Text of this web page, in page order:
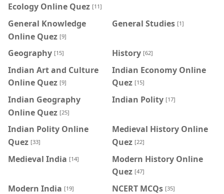
Ecology Online Quez [11]
General Knowledge
Online Quez [9]
General Studies [1]
Geography [15] History [62]
Indian Art and Culture
Online Quez [9]
Indian Economy Online
Quez [15]
Indian Geography
Online Quez [25]
Indian Polity [17]
Indian Polity Online
Quez [33]
Medieval History Online
Quez [22]
Medieval India [14]
Modern History Online
Quez [47]
Modern India [19] NCERT MCQs [35]